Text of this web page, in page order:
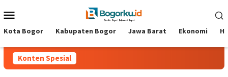
ke
Mobile
Kota Bogor Kabupaten Bogor Jawa Barat Ekonomi
Konten Spesial